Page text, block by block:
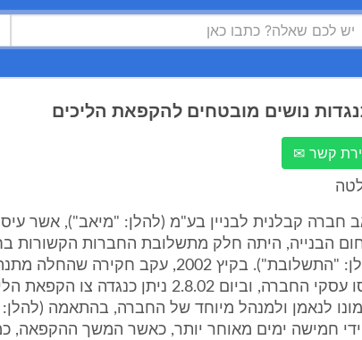
נושים מובטחים להקפאת הליכים
קשר ✉
חברה קבלנית לבניין בע"מ (להלן: "מיאב"), אשר
הבנייה, היתה חלק מתשלובת החברות הקשורות
(להלן: "התשלובת"). בקיץ 2002, עקב
קרסו עסקי החברה, וביום 2.8.02 ניתן
לנאמן ולמנהל מיוחד של החברה, בהתאמה
חמישה ימים מאוחר יותר, כאשר המשך ההקפאה,